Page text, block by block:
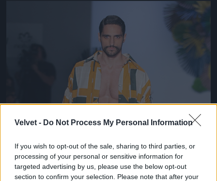
Velvet - Do Not Process My Personal Information
If you wish to opt-out of the sale, sharing to third parties, or
processing of your personal or sensitive information for
targeted advertising by us, please use the below opt-out
section to confirm your selection. Please note that after your
Jön még kép!